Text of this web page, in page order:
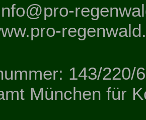
143/220/
München für